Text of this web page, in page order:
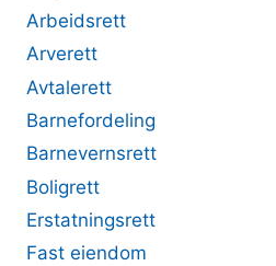
Arbeidsrett
Arverett
Avtalerett
Barnefordeling
Barnevernsrett
Boligrett
Erstatningsrett
Fast eiendom